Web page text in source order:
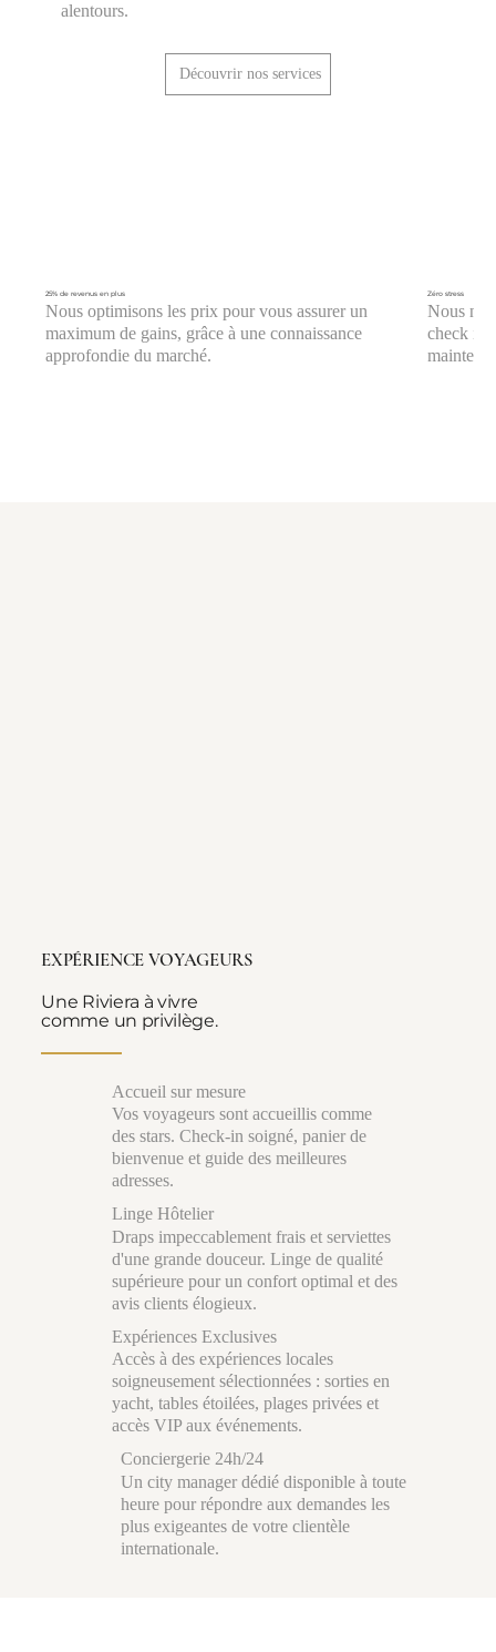
alentours.
Découvrir nos services
25% de revenus en plus
Nous optimisons les prix pour vous assurer un
maximum de gains, grâce à une connaissance
approfondie du marché.
Zéro stress
Nous
check in/
EXPÉRIENCE VOYAGEURS
Une Riviera à vivre
comme un privilège.
Accueil sur mesure
Vos voyageurs sont accueillis comme
des stars. Check-in soigné, panier de
bienvenue et guide des meilleures
adresses.
Linge Hôtelier
Draps impeccablement frais et serviettes
d'une grande douceur. Linge de qualité
supérieure pour un confort optimal et des
avis clients élogieux.
Expériences Exclusives
Accès à des expériences locales
soigneusement sélectionnées : sorties en
yacht, tables étoilées, plages privées et
accès VIP aux événements.
Conciergerie 24h/24
Un city manager dédié disponible à toute
heure pour répondre aux demandes les
plus exigeantes de votre clientèle
internationale.